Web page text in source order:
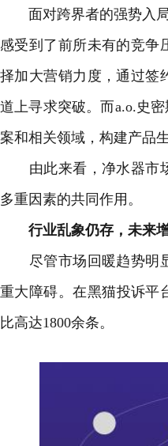
面对跨界者的强势入
感受到了前所未有的竞争
择加大营销力度，通过签
道上寻求突破。而a.o.史
案和相关领域，构建产品
由此来看，净水器市场
多重因素的共同作用。
行业乱象仍存，未来
尽管市场回暖趋势明显
重大障碍。在黑猫投诉平
比高达1800余条。